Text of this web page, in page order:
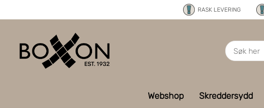
RASK LEVERING
Webshop Skreddersydd